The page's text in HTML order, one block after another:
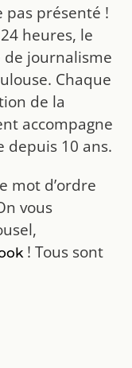
pas présenté !
heures, le
de journalisme
Chaque
de la
accompagne
depuis 10 ans.
mot d’ordre
vous
! Tous sont